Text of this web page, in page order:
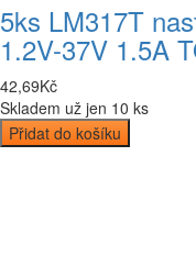
5ks LM317T
1.2V-37V 1.5A
42,69Kč
Skladem už jen 10 ks
Přidat do košíku